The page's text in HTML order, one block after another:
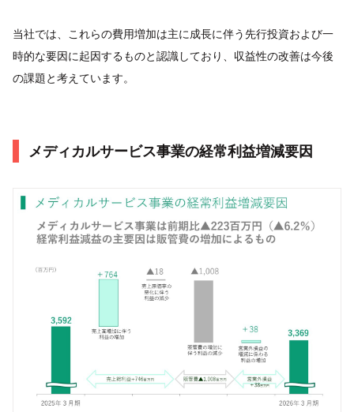
当社では、これらの費用増加は主に成長に伴う先行投資および一
時的な要因に起因するものと認識しており、収益性の改善は今後
の課題と考えています。
メディカルサービス事業の経常利益増減要因